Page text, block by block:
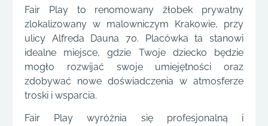
Fair Play to renomowany żłobek prywatny
zlokalizowany w malowniczym Krakowie, przy
ulicy Alfreda Dauna 70. Placówka ta stanowi
idealne miejsce, gdzie Twoje dziecko będzie
mogło rozwijać swoje umiejętności oraz
zdobywać nowe doświadczenia w atmosferze
troski i wsparcia.
Fair Play wyróżnia się profesjonalną i